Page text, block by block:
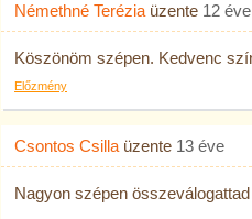
Némethné Terézia üzente 12 éve
Köszönöm szépen. Kedvenc
Előzmény
Csontos Csilla üzente 13 éve
Nagyon szépen